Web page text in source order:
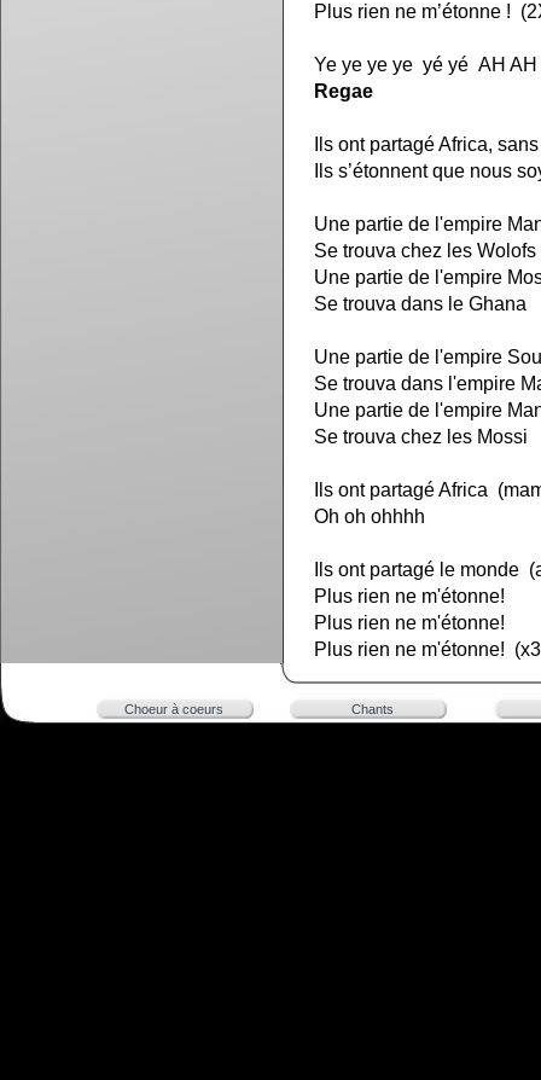
Plus rien ne m’étonne !
Ye ye ye ye yé yé AH AH
Regae
Ils ont partagé Africa,
Ils s’étonnent que nous
Une partie de l'empire
Se trouva chez les Wolofs
Une partie de l'empire
Se trouva dans le Ghana
Une partie de l'empire
Se trouva dans l'empire
Une partie de l'empire
Se trouva chez les Mossi
Ils ont partagé Africa
Oh oh ohhhh
Ils ont partagé le monde
Plus rien ne m'étonne!
Plus rien ne m'étonne!
Plus rien ne m'étonne!
Choeur à coeurs Chants